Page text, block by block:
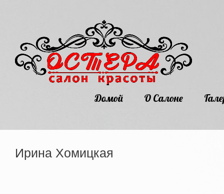
Домой О Салоне
Ирина Хомицкая